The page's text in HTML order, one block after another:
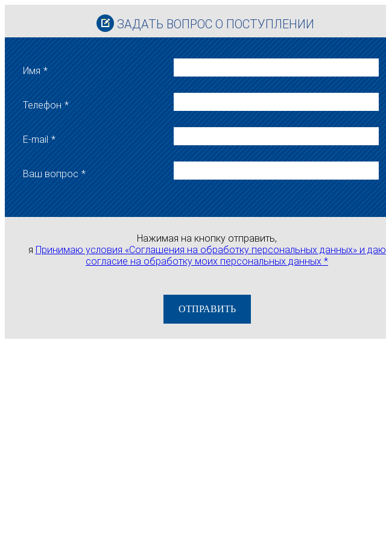
ЗАДАТЬ ВОПРОС О ПОСТУПЛЕНИИ
Имя *
Телефон *
E-mail *
Ваш вопрос *
Нажимая на кнопку отправить,
я Принимаю условия «Соглашения на обработку персональных данных» и даю
согласие на обработку моих персональных данных *